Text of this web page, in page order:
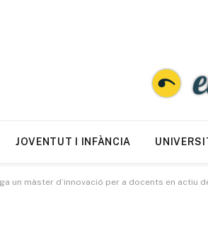
JOVENTUT I INFÀNCIA
un màster d’innovació per a docents en actiu